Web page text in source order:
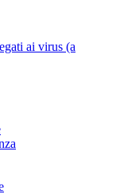
ai virus (a